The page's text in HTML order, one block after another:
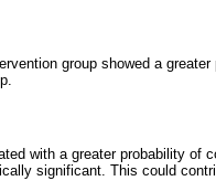
group showed a
with a greater probability of
significant. This could